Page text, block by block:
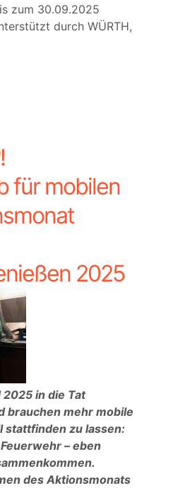
zum 30.09.2025
durch WÜRTH,
für mobilen
2025
2025 in die Tat
brauchen mehr mobile
stattfinden zu lassen:
– eben
des Aktionsmonats